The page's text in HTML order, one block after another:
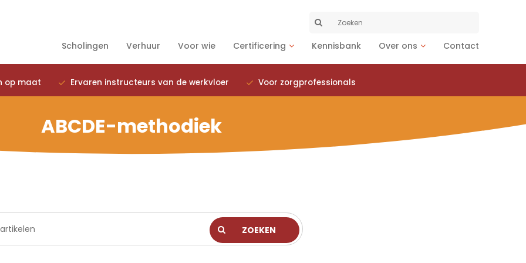
Zoeken
Scholingen
Verhuur Voor wie Certificering Kennisbank Over ons Contact
op maat Ervaren instructeurs van de werkvloer Voor zorgprofessionals
ABCDE-methodiek
ZOEKEN